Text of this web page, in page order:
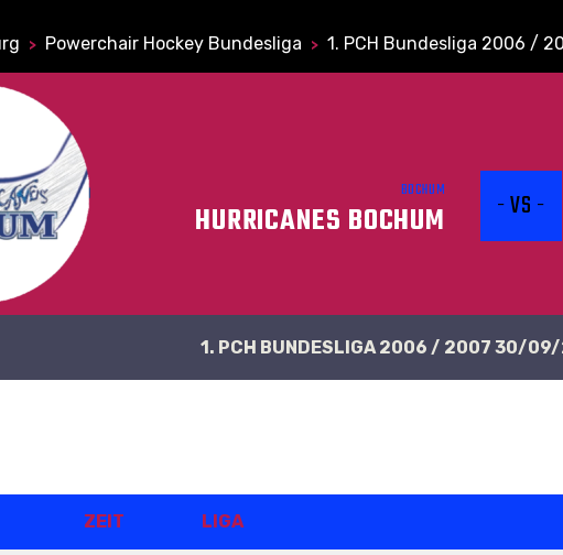
> Powerchair Hockey Bundesliga > 1. PCH Bundesliga 2006 /
BOCHUM
HURRICANES BOCHUM - VS -
1. PCH BUNDESLIGA 2006 / 2007 30/
ZEIT LIGA